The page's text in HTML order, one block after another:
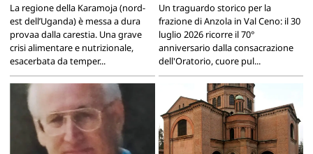
La regione della Karamoja (nord-
est dell’Uganda) è messa a dura
provaa dalla carestia. Una grave
crisi alimentare e nutrizionale,
esacerbata da temper...
Un traguardo storico per la
frazione di Anzola in Val Ceno: il 30
luglio 2026 ricorre il 70°
anniversario dalla consacrazione
dell'Oratorio, cuore pul...